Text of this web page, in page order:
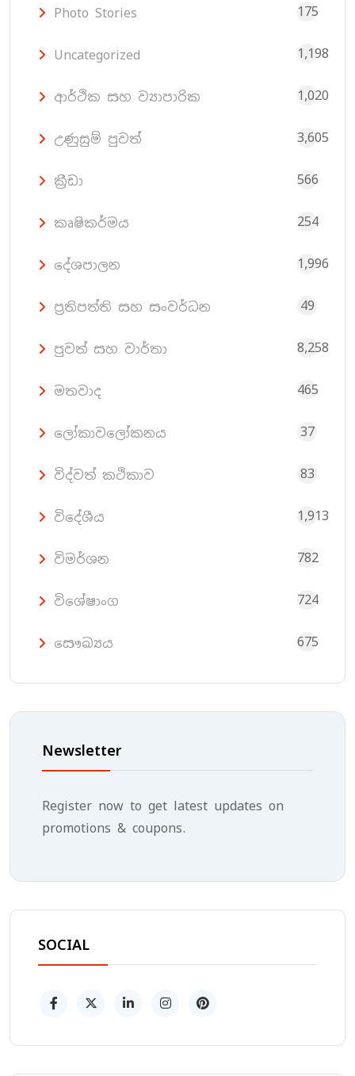
Photo Stories 175
Uncategorized 1,198
ආර්ථික සහ ව්‍යාපාරික 1,020
උණුසුම් පුවත් 3,605
ක්‍රීඩා 566
කෘෂිකර්මය 254
දේශපාලන 1,996
ප්‍රතිපත්ති සහ සංවර්ධන 49
පුවත් සහ වාර්තා 8,258
මතවාද 465
ලෝකාවලෝකනය 37
විද්වත් කථිකාව 83
විදේශීය 1,913
විමර්ශන 782
විශේෂාංග 724
සෞඛ්‍යය 675
Newsletter
Register now to get latest updates on
promotions & coupons.
SOCIAL